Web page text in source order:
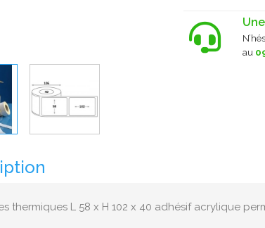
au
thermiques L 58 x H 102 x 40 adhésif acrylique